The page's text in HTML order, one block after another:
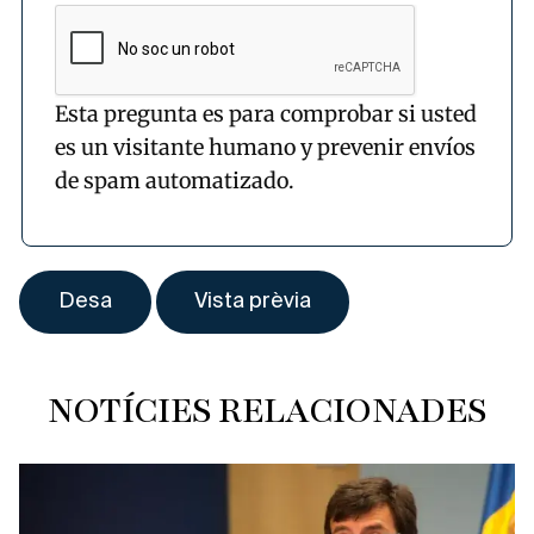
Esta pregunta es para comprobar si usted
es un visitante humano y prevenir envíos
de spam automatizado.
NOTÍCIES RELACIONADES